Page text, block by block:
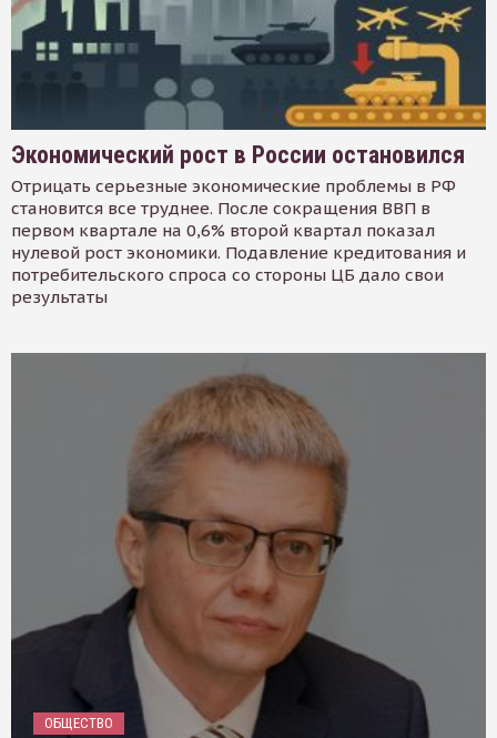
Экономический рост в России остановился
Отрицать серьезные экономические проблемы в РФ
становится все труднее. После сокращения ВВП в
первом квартале на 0,6% второй квартал показал
нулевой рост экономики. Подавление кредитования и
потребительского спроса со стороны ЦБ дало свои
результаты
ОБЩЕСТВО